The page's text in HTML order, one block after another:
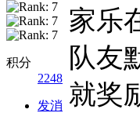
积分
2248
发消
家乐
队友
就奖